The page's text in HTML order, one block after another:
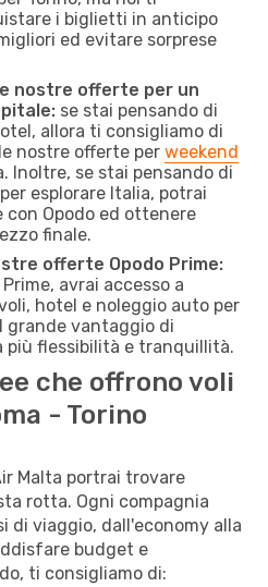
i biglietti in anticipo
ed evitare sorprese
nostre offerte per un
se stai pensando di
allora ti consigliamo di
nostre offerte per weekend
Inoltre, se stai pensando di
esplorare Italia, potrai
Opodo ed ottenere
finale.
offerte Opodo Prime:
avrai accesso a
hotel e noleggio auto per
vantaggio di
più flessibilità e tranquillità.
che offrono voli
- Torino
Malta portrai trovare
rotta. Ogni compagnia
di viaggio, dall'economy alla
budget e
ti consigliamo di: